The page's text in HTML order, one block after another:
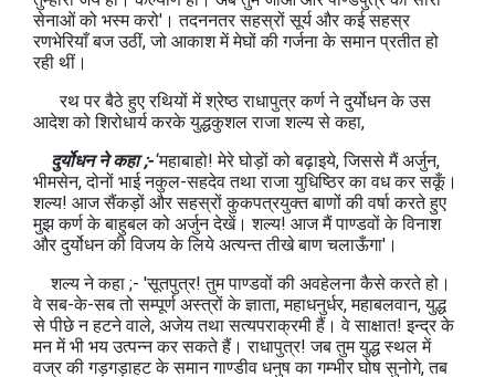
सेनाओं को भस्म करो'। तदननतर सहस्रों सूर्य और कई सहस्र
रणभेरियाँ बज उठीं, जो आकाश में मेघों की गर्जना के समान प्रतीत हो
रही थीं।
रथ पर बैठे हुए रथियों में श्रेष्ठ राधापुत्र कर्ण ने दुर्योधन के उस
आदेश को शिरोधार्य करके युद्धकुशल राजा शल्य से कहा,
दुर्योधन ने कहा ;-‘महाबाहो! मेरे घोड़ों को बढ़ाइये, जिससे मैं अर्जुन,
भीमसेन, दोनों भाई नकुल-सहदेव तथा राजा युधिष्ठिर का वध कर सकूँ।
शल्य! आज सैंकड़ों और सहस्रों कुकपत्रयुक्त बाणों की वर्षा करते हुए
मुझ कर्ण के बाहुबल को अर्जुन देखें। शल्य! आज मैं पाण्डवों के विनाश
और दुर्योधन की विजय के लिये अत्यन्त तीखे बाण चलाऊँगा'।
शल्य ने कहा ;- 'सूतपुत्र! तुम पाण्डवों की अवहेलना कैसे करते हो।
वे सब-के-सब तो सम्पूर्ण अस्त्रों के ज्ञाता, महाधनुर्धर, महाबलवान, युद्ध
से पीछे न हटने वाले, अजेय तथा सत्यपराक्रमी हैं। वे साक्षात! इन्द्र के
मन में भी भय उत्पन्न कर सकते हैं। राधापुत्र! जब तुम युद्ध स्थल में
वज्र की गड़गड़ाहट के समान गाण्डीव धनुष का गम्भीर घोष सुनोगे, तब